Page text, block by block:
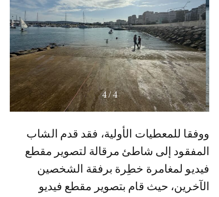
4
/
4
ووفقا للمعطيات الأولية، فقد قدم الشاب
المفقود إلى شاطئ مرقالة لتصوير مقطع
فيديو لمغامرة خطِرة برفقة الشخصين
الآخرين، حيث قام بتصوير مقطع فيديو